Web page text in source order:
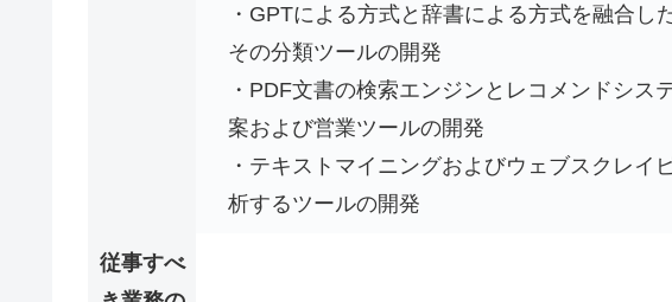
・GPTによる方式と辞書による方式を融合
その分類ツールの開発
・PDF文書の検索エンジンとレコメンドシス
案および営業ツールの開発
・テキストマイニングおよびウェブスクレイ
析するツールの開発
従事すべ